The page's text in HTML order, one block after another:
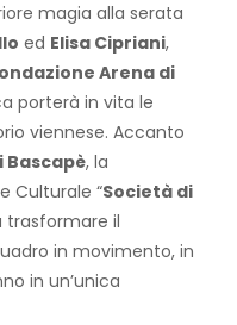
magia alla serata
ed Elisa Cipriani,
Arena di
porterà in vita le
viennese. Accanto
Bascapè, la
Culturale “Società di
trasformare il
in movimento, in
in un’unica